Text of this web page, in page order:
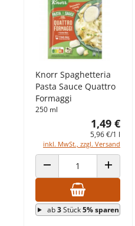
Knorr Spaghetteria
Pasta Sauce Quattro
Formaggi
250 ml
1,49 €
5,96 €/1 l
inkl. MwSt., zzgl. Versand
ANZAHL VERRINGERNANZAHL
ab3Stück5% sparen